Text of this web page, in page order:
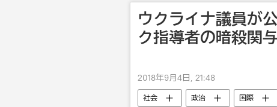
ウクライナ議員が
ク指導者の暗殺関
2018年9月4日, 21:48
社会 政治 国際